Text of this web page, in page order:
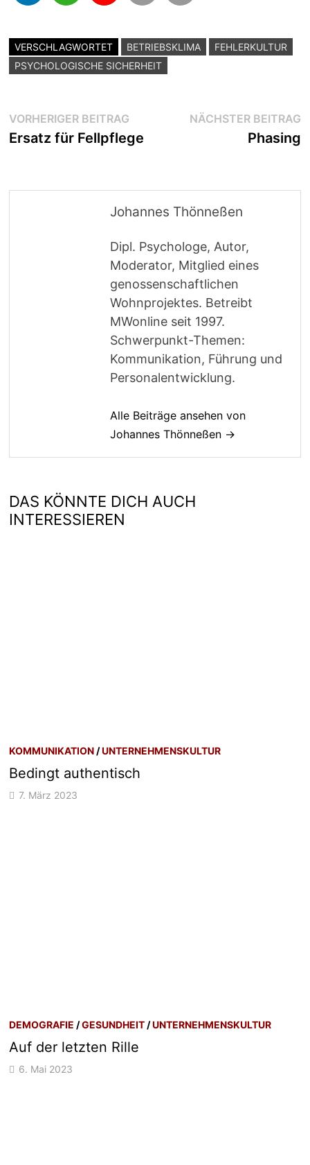
VERSCHLAGWORTET BETRIEBSKLIMA
FEHLERKULTUR
PSYCHOLOGISCHE SICHERHEIT
Beitragsnavigation
VORHERIGER BEITRAG Vorheriger
Beitrag:
Ersatz für Fellpflege
NÄCHSTER BEITRAG
Phasing
Johannes Thönneßen
Dipl. Psychologe, Autor,
Moderator, Mitglied eines
genossenschaftlichen
Wohnprojektes. Betreibt
MWonline seit 1997.
Schwerpunkt-Themen:
Kommunikation, Führung und
Personalentwicklung.
Alle Beiträge ansehen von
Johannes Thönneßen →
DAS KÖNNTE DICH AUCH
INTERESSIEREN
KOMMUNIKATION /UNTERNEHMENSKULTUR
Bedingt authentisch
7. März 2023
DEMOGRAFIE /GESUNDHEIT /UNTERNEHMENSKULTUR
Auf der letzten Rille
6. Mai 2023